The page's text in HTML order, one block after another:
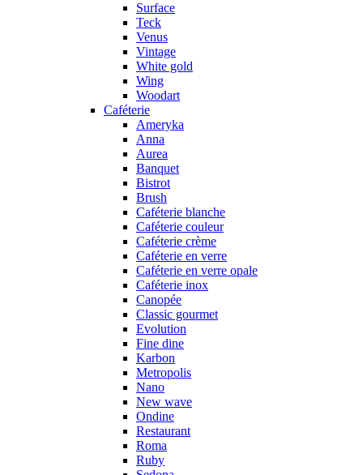
Surface
Teck
Venus
Vintage
White gold
Wing
Woodart
Caféterie
Ameryka
Anna
Aurea
Banquet
Bistrot
Brush
Caféterie blanche
Caféterie couleur
Caféterie crème
Caféterie en verre
Caféterie en verre opale
Caféterie inox
Canopée
Classic gourmet
Evolution
Fine dine
Karbon
Metropolis
Nano
New wave
Ondine
Restaurant
Roma
Ruby